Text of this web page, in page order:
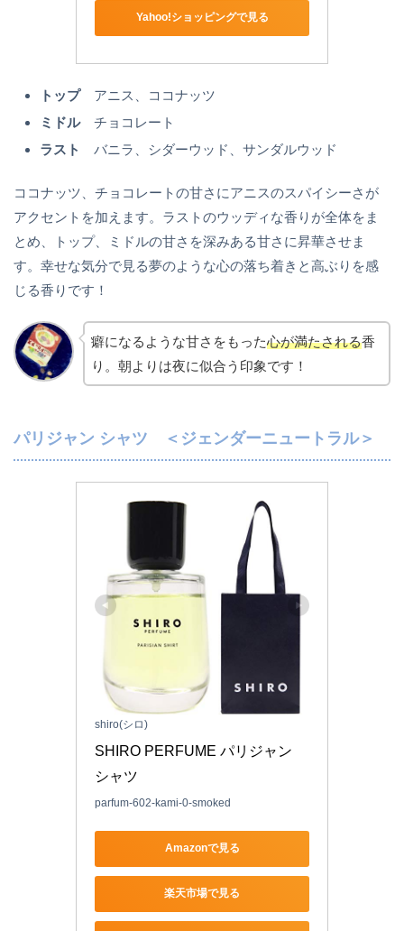
Yahoo!ショッピングで見る
トップアニス、ココナッツ
ミドルチョコレート
ラスト
バニラ、シダーウッド、サンダルウッド
ココナッツ、チョコレートの甘さにアニスのスパイシーさが
アクセントを加えます。ラストのウッディな香りが全体をま
とめ、トップ、ミドルの甘さを深みある甘さに昇華させま
す。幸せな気分で見る夢のような心の落ち着きと高ぶりを感
じる香りです！
癖になるような甘さをもった心が満たされる香
り。朝よりは夜に似合う印象です！
パリジャン シャツ ＜ジェンダーニュートラル＞
shiro(シロ)
SHIRO PERFUME パリジャン
シャツ
parfum-602-kami-0-smoked
Amazonで見る
楽天市場で見る